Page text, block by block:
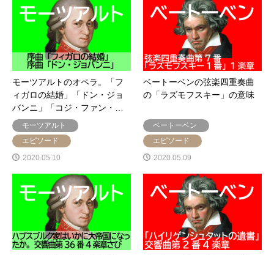
モーツアルトのオペラ。「フ
ィガロの結婚」「ドン・ジョ
バンニ」「コジ・ファン・…
モーツアルト
エピソード
2020.05.10
ベートーベンの弦楽四重奏曲
の「ラズモフスキー」の意味
ベートーベン
エピソード
2020.05.09